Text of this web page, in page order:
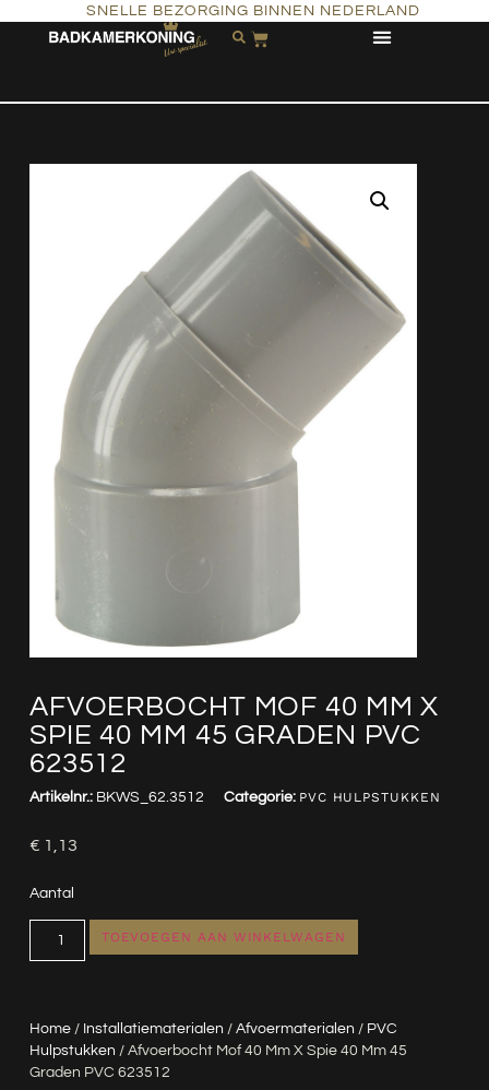
SNELLE BEZORGING BINNEN NEDERLAND
AFVOERBOCHT MOF 40 MM X
SPIE 40 MM 45 GRADEN PVC
623512
Home/ Installatiematerialen / Afvoermaterialen / PVC
Hulpstukken / Afvoerbocht Mof 40 Mm X Spie 40 Mm 45
Graden PVC 623512
Artikelnr.: BKWS_62.3512 Categorie: PVC HULPSTUKKEN
€ 1,13
Aantal
TOEVOEGEN AAN WINKELWAGEN